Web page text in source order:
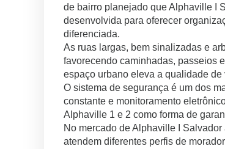
de bairro planejado que Alphaville I
desenvolvida para oferecer
diferenciada.
As ruas largas, bem sinalizadas e
favorecendo caminhadas, passeios
espaço urbano eleva a qualidade
O sistema de segurança é um dos
constante e monitoramento
Alphaville 1 e 2 como forma de
No mercado de Alphaville I
atendem diferentes perfis de